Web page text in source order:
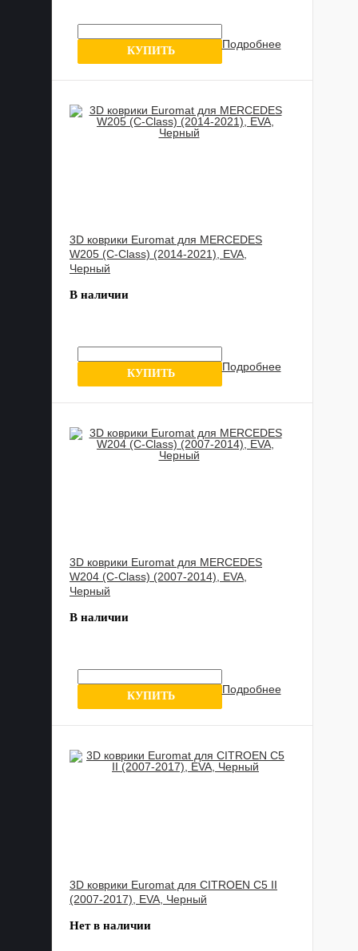
КУПИТЬ
Подробнее
3D коврики Euromat для MERCEDES
W205 (C-Class) (2014-2021), EVA,
Черный
В наличии
КУПИТЬ
Подробнее
3D коврики Euromat для MERCEDES
W204 (C-Class) (2007-2014), EVA,
Черный
В наличии
КУПИТЬ
Подробнее
3D коврики Euromat для CITROEN C5 II
(2007-2017), EVA, Черный
Нет в наличии